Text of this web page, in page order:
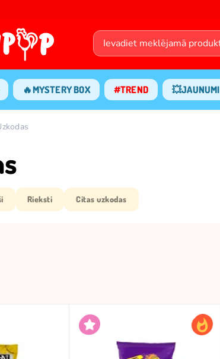
🔥MYSTERY BOX #TREND 💥JAUNUMI
Rieksti Citas uzkodas